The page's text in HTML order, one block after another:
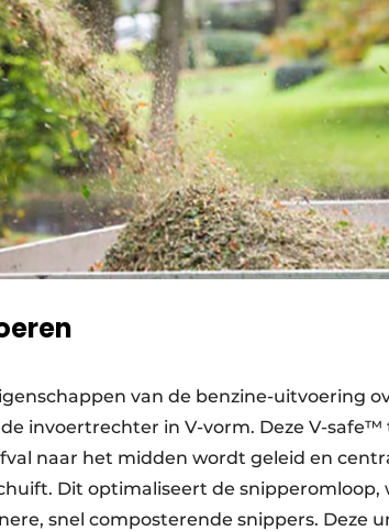
van de benzine-uitvoering
invoertrechter in V-vorm. Deze V-
naar het midden wordt geleid en
Dit optimaliseert de snipperomloop,
snel composterende snippers. Deze